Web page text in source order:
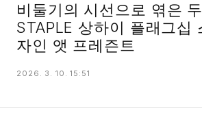
MASILWIDE
비둘기의 시선으로 엮은
STAPLE 상하이 플래그십
자인 앳 프레즌트
2026. 3. 10. 15:51